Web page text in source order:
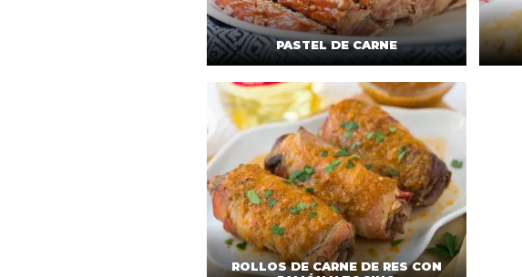
PASTEL DE CARNE
ROLLOS DE CARNE DE RES CON